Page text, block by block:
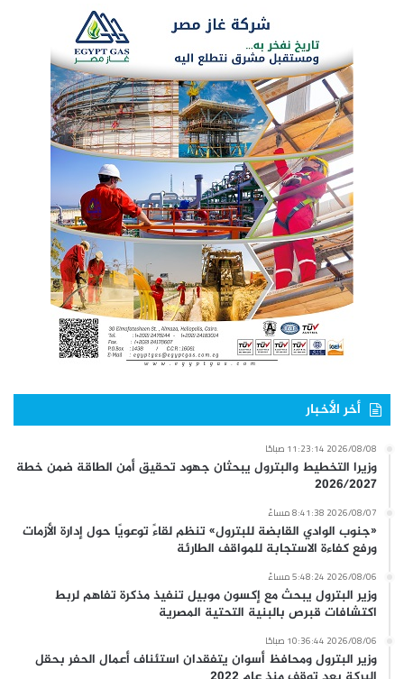
أخر الأخبار
2026/08/08 11:23:14 صباحًا
وزيرا التخطيط والبترول يبحثان جهود تحقيق أمن الطاقة ضمن خطة
2026/2027
2026/08/07 8:41:38 مساءً
«جنوب الوادي القابضة للبترول» تنظم لقاءً توعويًا حول إدارة الأزمات
ورفع كفاءة الاستجابة للمواقف الطارئة
2026/08/06 5:48:24 مساءً
وزير البترول يبحث مع إكسون موبيل تنفيذ مذكرة تفاهم لربط
اكتشافات قبرص بالبنية التحتية المصرية
2026/08/06 10:36:44 صباحًا
وزير البترول ومحافظ أسوان يتفقدان استئناف أعمال الحفر بحقل